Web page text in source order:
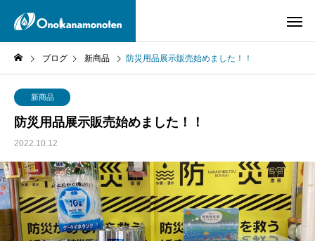
ブログ 新商品 防災用品展示販売始めました！！
新商品
防災用品展示販売始めました！！
2022.10.12